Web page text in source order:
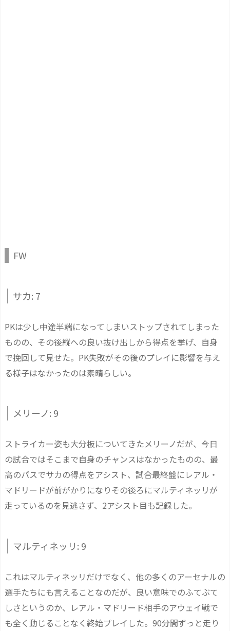
FW
サカ: 7
PKは少し中途半端になってしまいストップされてしまった
ものの、その後縦への良い抜け出しから得点を挙げ、自身
で挽回して見せた。PK失敗がその後のプレイに影響を与え
る様子はなかったのは素晴らしい。
メリーノ: 9
ストライカー姿も大分板についてきたメリーノだが、今日
の試合ではそこまで自身のチャンスはなかったものの、最
高のパスでサカの得点をアシスト、試合最終盤にレアル・
マドリードが前がかりになりその後ろにマルティネッリが
走っているのを見逃さず、2アシスト目も記録した。
マルティネッリ: 9
これはマルティネッリだけでなく、他の多くのアーセナルの
選手たちにも言えることなのだが、良い意味でのふてぶて
しさというのか、レアル・マドリード相手のアウェイ戦で
も全く動じることなく終始プレイした。90分間ずっと走り